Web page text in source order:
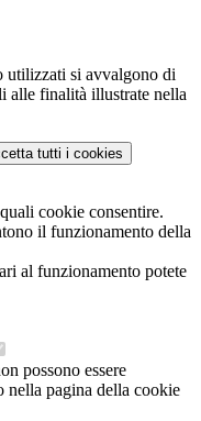
utilizzati si avvalgono di
alle finalità illustrate nella
tutti i cookies
cookie consentire.
il funzionamento della
al funzionamento potete
possono essere
nella pagina della cookie